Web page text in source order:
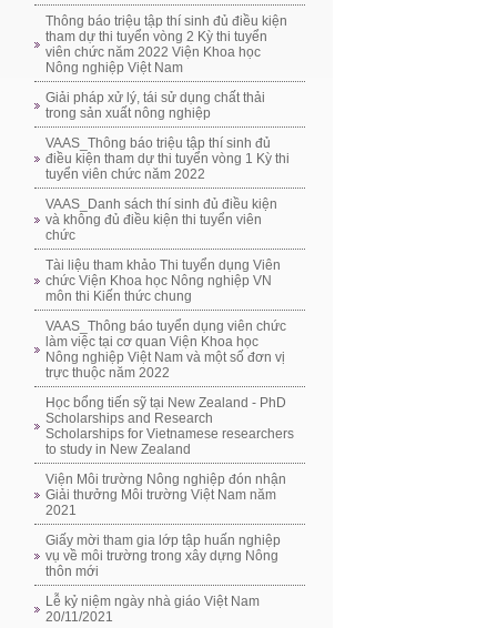
Thông báo triệu tập thí sinh đủ điều kiện
tham dự thi tuyển vòng 2 Kỳ thi tuyển
viên chức năm 2022 Viện Khoa học
Nông nghiệp Việt Nam
Giải pháp xử lý, tái sử dụng chất thải
trong sản xuất nông nghiệp
VAAS_Thông báo triệu tập thí sinh đủ
điều kiện tham dự thi tuyển vòng 1 Kỳ thi
tuyển viên chức năm 2022
VAAS_Danh sách thí sinh đủ điều kiện
và không đủ điều kiện thi tuyển viên
chức
Tài liệu tham khảo Thi tuyển dụng Viên
chức Viện Khoa học Nông nghiệp VN
môn thi Kiến thức chung
VAAS_Thông báo tuyển dụng viên chức
làm việc tại cơ quan Viện Khoa học
Nông nghiệp Việt Nam và một số đơn vị
trực thuộc năm 2022
Học bổng tiến sỹ tại New Zealand - PhD
Scholarships and Research
Scholarships for Vietnamese researchers
to study in New Zealand
Viện Môi trường Nông nghiệp đón nhận
Giải thưởng Môi trường Việt Nam năm
2021
Giấy mời tham gia lớp tập huấn nghiệp
vụ về môi trường trong xây dựng Nông
thôn mới
Lễ kỷ niệm ngày nhà giáo Việt Nam
20/11/2021